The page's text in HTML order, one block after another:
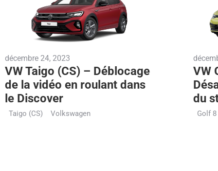
décembre 24, 2023
VW Taigo (CS) – Déblocage
de la vidéo en roulant dans
le Discover
Taigo (CS) Volkswagen
VW
du
Golf 8